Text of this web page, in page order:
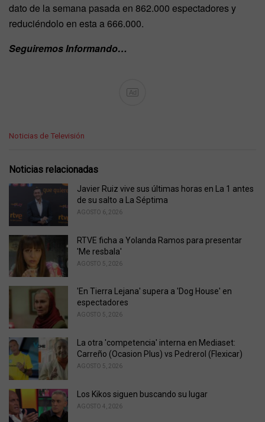
dato de la semana pasada en 862.000 espectadores y
reduciéndolo en esta a 666.000.
Seguiremos Informando…
Ad
C
e
o
e
Noticias de Televisión
Noticias relacionadas
Javier Ruiz vive sus últimas horas en La 1 antes
de su salto a La Séptima
AGOSTO 6, 2026
RTVE ficha a Yolanda Ramos para presentar
'Me resbala'
AGOSTO 5, 2026
'En Tierra Lejana' supera a 'Dog House' en
espectadores
AGOSTO 5, 2026
La otra 'competencia' interna en Mediaset:
Carreño (Ocasion Plus) vs Pedrerol (Flexicar)
AGOSTO 5, 2026
Los Kikos siguen buscando su lugar
AGOSTO 4, 2026